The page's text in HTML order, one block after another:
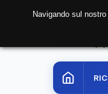
Navigando sul